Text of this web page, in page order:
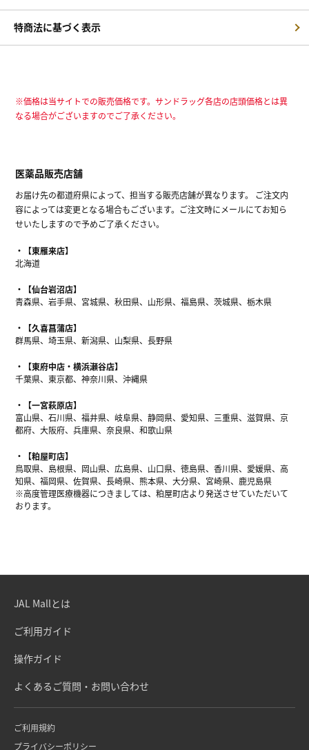
特商法に基づく表示
※価格は当サイトでの販売価格です。サンドラッグ各店の店頭価格とは異
なる場合がございますのでご了承ください。
医薬品販売店舗
お届け先の都道府県によって、担当する販売店舗が異なります。 ご注文内
容によっては変更となる場合もございます。ご注文時にメールにてお知ら
せいたしますので予めご了承ください。
【東雁来店】
北海道
【仙台岩沼店】
青森県、岩手県、宮城県、秋田県、山形県、福島県、茨城県、栃木県
【久喜菖蒲店】
群馬県、埼玉県、新潟県、山梨県、長野県
【東府中店・横浜瀬谷店】
千葉県、東京都、神奈川県、沖縄県
【一宮萩原店】
富山県、石川県、福井県、岐阜県、静岡県、愛知県、三重県、滋賀県、京
都府、大阪府、兵庫県、奈良県、和歌山県
【粕屋町店】
鳥取県、島根県、岡山県、広島県、山口県、徳島県、香川県、愛媛県、高
知県、福岡県、佐賀県、長崎県、熊本県、大分県、宮崎県、鹿児島県
※高度管理医療機器につきましては、粕屋町店より発送させていただいて
おります。
JAL Mallとは
ご利用ガイド
操作ガイド
よくあるご質問・お問い合わせ
ご利用規約
プライバシーポリシー